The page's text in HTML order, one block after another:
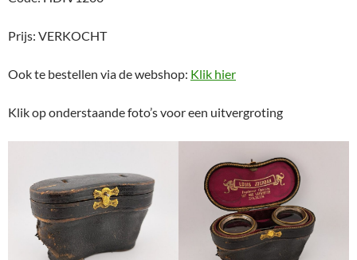
Prijs: VERKOCHT
Ook te bestellen via de webshop: Klik hier
Klik op onderstaande foto’s voor een uitvergroting